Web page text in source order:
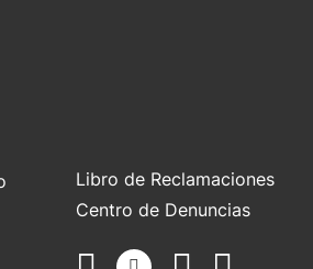
Libro de Reclamaciones
Centro de Denuncias